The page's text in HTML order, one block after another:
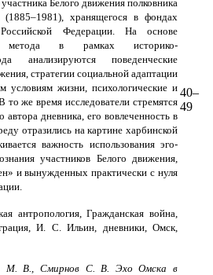
Белого движения полковника
хранящегося в фондах
Российской Федерации. На основе
метода в рамках историко-
анализируются поведенческие
стратегии социальной адаптации
условиям жизни, психологические и
же время исследователи стремятся
автора дневника, его вовлеченность в
отразились на картине харбинской
важность использования эго-
участников Белого движения,
и вынужденных практически с нуля
антропология, Гражданская война,
И. С. Ильин, дневники, Омск,
М. В., Смирнов С. В. Эхо Омска в
40–
49